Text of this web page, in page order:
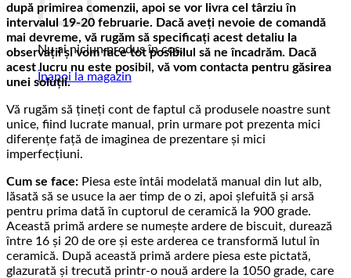
Nu ai niciun produs în coș.
Înapoi la magazin
după primirea comenzii, apoi se vor livra cel târziu în
intervalul 19-20 februarie. Dacă aveți nevoie de comandă
mai devreme, vă rugăm să specificați acest detaliu la
observații și vom face tot posibilul să ne încadrăm. Dacă
acest lucru nu este posibil, vă vom contacta pentru găsirea
unei soluții.
Vă rugăm să țineți cont de faptul că produsele noastre sunt
unice, fiind lucrate manual, prin urmare pot prezenta mici
diferențe față de imaginea de prezentare și mici
imperfecțiuni.
Cum se face: Piesa este întâi modelată manual din lut alb,
lăsată să se usuce la aer timp de o zi, apoi șlefuită și arsă
pentru prima dată în cuptorul de ceramică la 900 grade.
Această primă ardere se numește ardere de biscuit, durează
între 16 și 20 de ore și este arderea ce transformă lutul în
ceramică. După această primă ardere piesa este pictată,
glazurată și trecută printr-o nouă ardere la 1050 grade, care